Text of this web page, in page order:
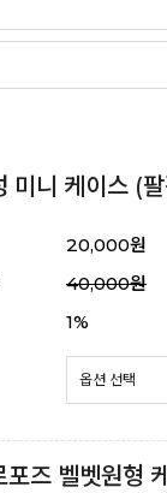
미니 케이스 (
20,000원
40,000원
1%
포즈 벨벳원형